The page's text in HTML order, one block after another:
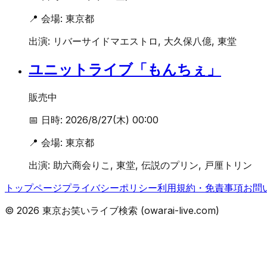
📍 会場: 東京都
出演: リバーサイドマエストロ, 大久保八億, 東堂
ユニットライブ「もんちぇ」
販売中
📅 日時: 2026/8/27(木) 00:00
📍 会場: 東京都
出演: 助六商会りこ, 東堂, 伝説のプリン, 戸厘トリン
トップページプライバシーポリシー利用規約・免責事項お問
© 2026 東京お笑いライブ検索 (owarai-live.com)